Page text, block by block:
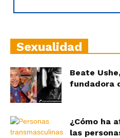
Sexualidad
Beate
fundadora
¿Cómo ha
las